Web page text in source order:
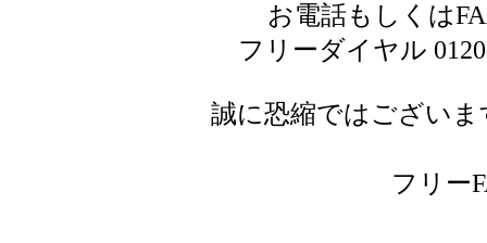
お電話もしくは
フリーダイヤル
誠に恐縮ではござい
フリー